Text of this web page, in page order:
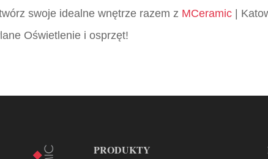
swoje idealne wnętrze razem z MCeramic |
Oświetlenie i osprzęt!
PRODUKTY